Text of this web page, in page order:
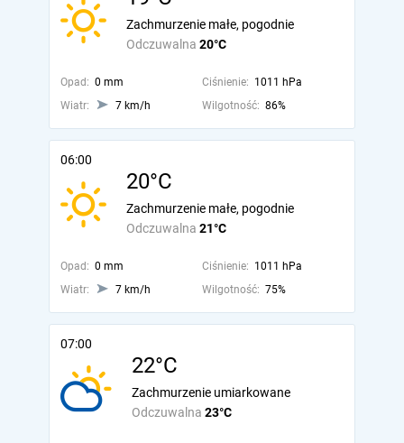
Odczuwalna 20°C
Zachmurzenie małe, pogodnie
Opad: 0 mm Ciśnienie: 1011 hPa
Wiatr:
7 km/h Wilgotność: 86%
06:00
20°C
Odczuwalna 21°C
Zachmurzenie małe, pogodnie
Opad: 0 mm Ciśnienie: 1011 hPa
Wiatr:
7 km/h Wilgotność: 75%
07:00
22°C
Odczuwalna 23°C
Zachmurzenie umiarkowane